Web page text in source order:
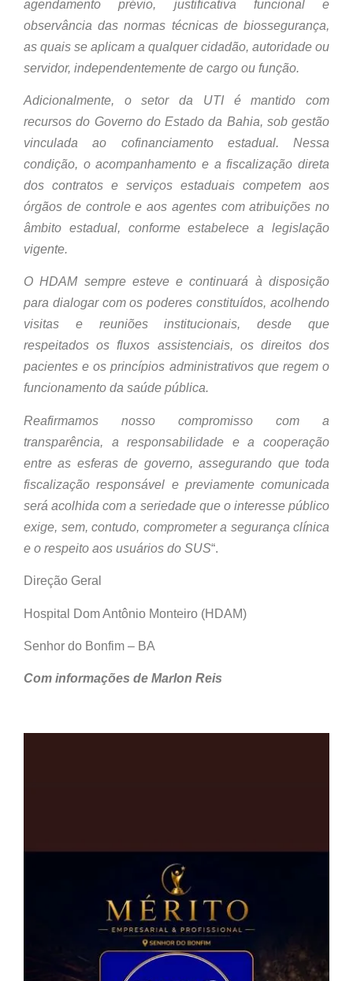
agendamento prévio, justificativa funcional e
observância das normas técnicas de biossegurança,
as quais se aplicam a qualquer cidadão, autoridade ou
servidor, independentemente de cargo ou função.
Adicionalmente, o setor da UTI é mantido com
recursos do Governo do Estado da Bahia, sob gestão
vinculada ao cofinanciamento estadual. Nessa
condição, o acompanhamento e a fiscalização direta
dos contratos e serviços estaduais competem aos
órgãos de controle e aos agentes com atribuições no
âmbito estadual, conforme estabelece a legislação
vigente.
O HDAM sempre esteve e continuará à disposição
para dialogar com os poderes constituídos, acolhendo
visitas e reuniões institucionais, desde que
respeitados os fluxos assistenciais, os direitos dos
pacientes e os princípios administrativos que regem o
funcionamento da saúde pública.
Reafirmamos nosso compromisso com a
transparência, a responsabilidade e a cooperação
entre as esferas de governo, assegurando que toda
fiscalização responsável e previamente comunicada
será acolhida com a seriedade que o interesse público
exige, sem, contudo, comprometer a segurança clínica
e o respeito aos usuários do SUS“.
Direção Geral
Hospital Dom Antônio Monteiro (HDAM)
Senhor do Bonfim – BA
Com informações de Marlon Reis